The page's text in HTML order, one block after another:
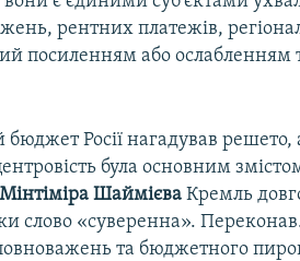
рентних платежів,
посиленням або ослабленням
Росії нагадував решето,
була основним
Мінтіміра Шаймієва Кремль
слово «суверенна».
та бюджетного